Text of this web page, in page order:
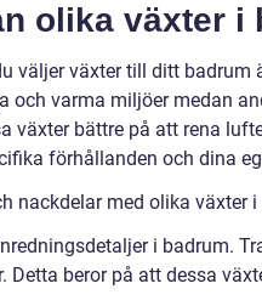
olika växter i
väljer växter till ditt badrum
och varma miljöer medan
växter bättre på att rena
förhållanden och dina
nackdelar med olika växter
i badrum.
Detta beror på att dessa